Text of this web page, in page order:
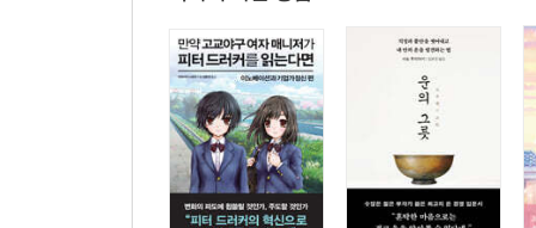
+rule 06 사소한 불편도 즐겁다
+rule 07 마음이 설레는 물건도 버려라
(중략)
제4장. 물건을 버린 후 찾아온 12가지 변화
01 시간이 생긴다